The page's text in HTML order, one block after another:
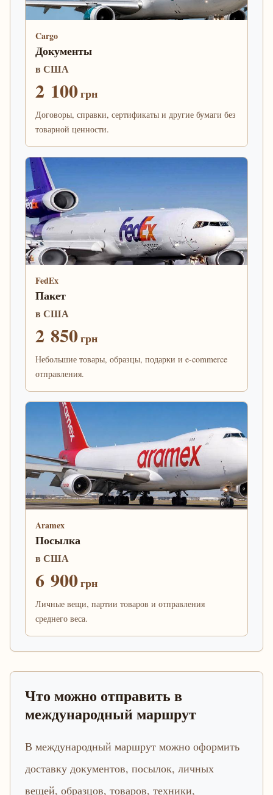
Cargo
Документы
в США
2 100грн
Договоры, справки, сертификаты и другие бумаги без
товарной ценности.
FedEx
Пакет
в США
2 850грн
Небольшие товары, образцы, подарки и e-commerce
отправления.
Aramex
Посылка
в США
6 900грн
Личные вещи, партии товаров и отправления
среднего веса.
Что можно отправить в
международный маршрут
В международный маршрут можно оформить
доставку документов, посылок, личных
вещей, образцов, товаров, техники,